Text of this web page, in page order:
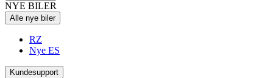
NYE BILER
Alle nye biler
RZ
Nye ES
Kundesupport